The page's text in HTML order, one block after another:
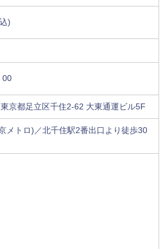
)
00
京都足立区千住2-62 大東通運ビル5F
メトロ)／北千住駅2番出口より徒歩30